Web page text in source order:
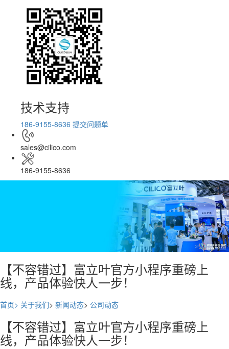
技术支持
186-9155-8636 提交问题单
sales@cilico.com
186-9155-8636
【不容错过】富立叶官方小程序重磅上
线，产品体验快人一步！
首页> 关于我们> 新闻动态> 公司动态
【不容错过】富立叶官方小程序重磅上
线，产品体验快人一步！